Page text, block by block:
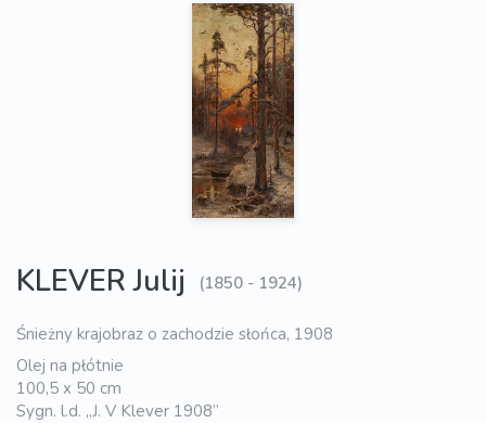
KLEVER Julij (1850 - 1924)
Śnieżny krajobraz o zachodzie słońca, 1908
Olej na płótnie
100,5 x 50 cm
Sygn. l.d. „J. V Klever 1908”